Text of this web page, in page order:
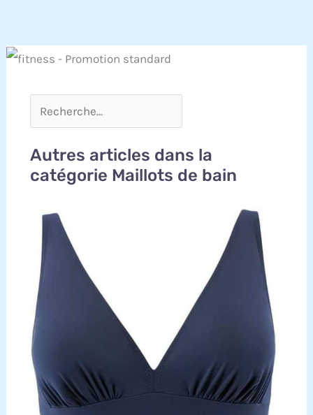
Autres articles dans la
catégorie Maillots de bain